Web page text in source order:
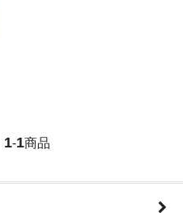
1-1商品